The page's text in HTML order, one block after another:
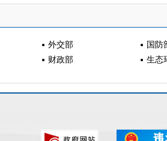
外交部 国防
财政部 生态